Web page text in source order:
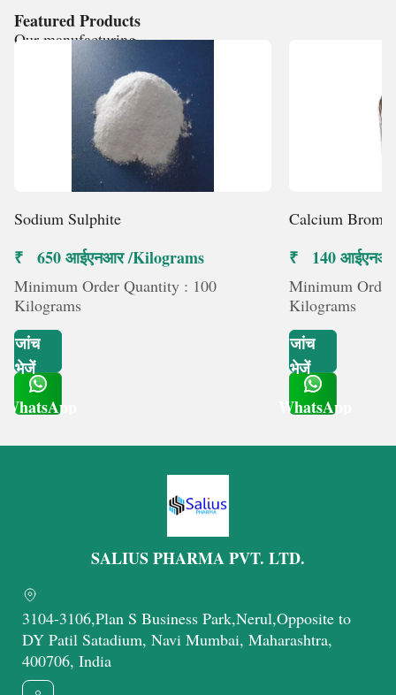
Our manufacturing
Featured Products
Sodium Sulphite
₹ 650 आईएनआर /Kilograms
Minimum Order Quantity : 100
Kilograms
जांच
भेजें
WhatsApp
Calcium
₹ 140
Minimum
Kilograms
जांच
भेजें
WhatsApp
SALIUS PHARMA PVT. LTD.
3104-3106,Plan S Business Park,Nerul,Opposite to
DY Patil Satadium, Navi Mumbai, Maharashtra,
400706, India